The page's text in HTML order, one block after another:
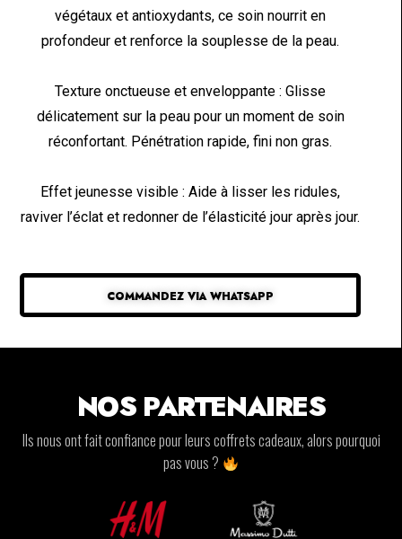
végétaux et antioxydants, ce soin nourrit en
profondeur et renforce la souplesse de la peau.
Texture onctueuse et enveloppante : Glisse
délicatement sur la peau pour un moment de soin
réconfortant. Pénétration rapide, fini non gras.
Effet jeunesse visible : Aide à lisser les ridules,
raviver l’éclat et redonner de l’élasticité jour après jour.
COMMANDEZ VIA WHATSAPP
NOS PARTENAIRES
Ils nous ont fait confiance pour leurs coffrets cadeaux, alors pourquoi
pas vous ?